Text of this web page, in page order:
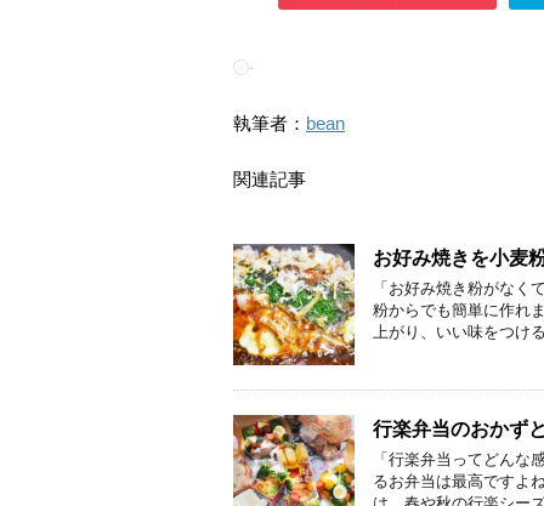
-
執筆者： bean
関連記事
お好み焼きを小麦
「お好み焼き粉がなく
粉からでも簡単に作れ
上がり、いい味をつけ
行楽弁当のおかず
「行楽弁当ってどんな
るお弁当は最高ですよ